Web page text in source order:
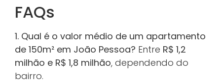
FAQs
1. Qual é o valor médio de um apartamento
de 150m² em João Pessoa? Entre R$ 1,2
milhão e R$ 1,8 milhão, dependendo do
bairro.